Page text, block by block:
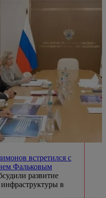
встретился с
Фальковым
развитие
в